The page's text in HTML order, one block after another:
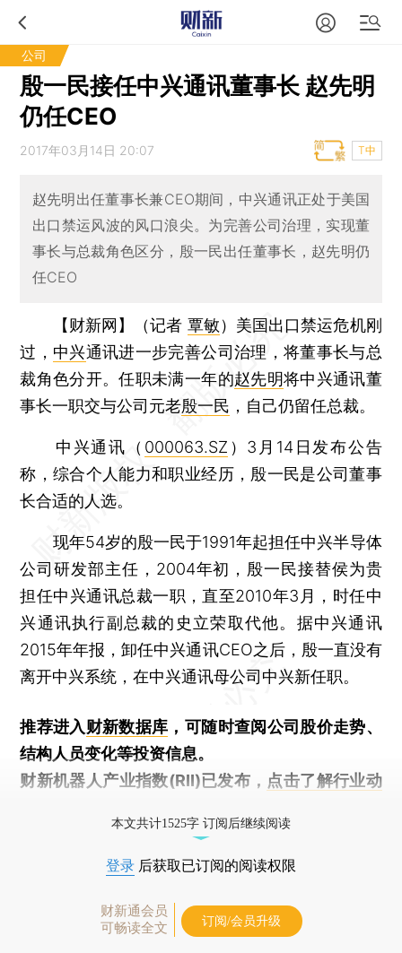
公司
殷一民接任中兴通讯董事长 赵先明
仍任CEO
2017年03月14日 20:07 T中
赵先明出任董事长兼CEO期间，中兴通讯正处于美国
出口禁运风波的风口浪尖。为完善公司治理，实现董
事长与总裁角色区分，殷一民出任董事长，赵先明仍
任CEO
【财新网】（记者 覃敏） 美国出口禁运危机刚
过， 中兴通讯进一步完善公司治理，将董事长与总
裁角色分开。任职未满一年的赵先明将中兴通讯董
事长一职交与公司元老殷一民 ，自己仍留任总裁。
中兴通讯（ 000063.SZ ）3月14日发布公告
称，综合个人能力和职业经历，殷一民是公司董事
长合适的人选。
现年54岁的殷一民于1991年起担任中兴半导体
公司研发部主任，2004年初，殷一民接替侯为贵
担任中兴通讯总裁一职，直至2010年3月，时任中
兴通讯执行副总裁的史立荣取代他。据中兴通讯
2015年年报，卸任中兴通讯CEO之后，殷一直没有
离开中兴系统，在中兴通讯母公司中兴新任职。
推荐进入财新数据库 ，可随时查阅公司股价走势、
结构人员变化等投资信息。
财新机器人产业指数(RII)已发布， 点击了解行业动
本文共计1525字 订阅后继续阅读
登录 后获取已订阅的阅读权限
财新通会员
可畅读全文
订阅/会员升级